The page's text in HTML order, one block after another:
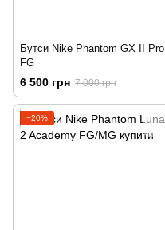
Бутси Nike Phantom GX II Pro
FG
6 500 грн 7 000 грн
−20%